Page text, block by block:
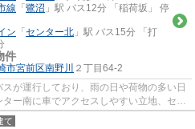
線 「 鷺沼 」駅 バス12分 「稲荷坂」 停
ン 「 センター北 」駅 バス15分 「打
件
市宮前区南野川 ２丁目64-2
が運行しており、雨の日や荷物の多い日
ー南に車でアクセスしやすい立地、セン
ポートモ...
て